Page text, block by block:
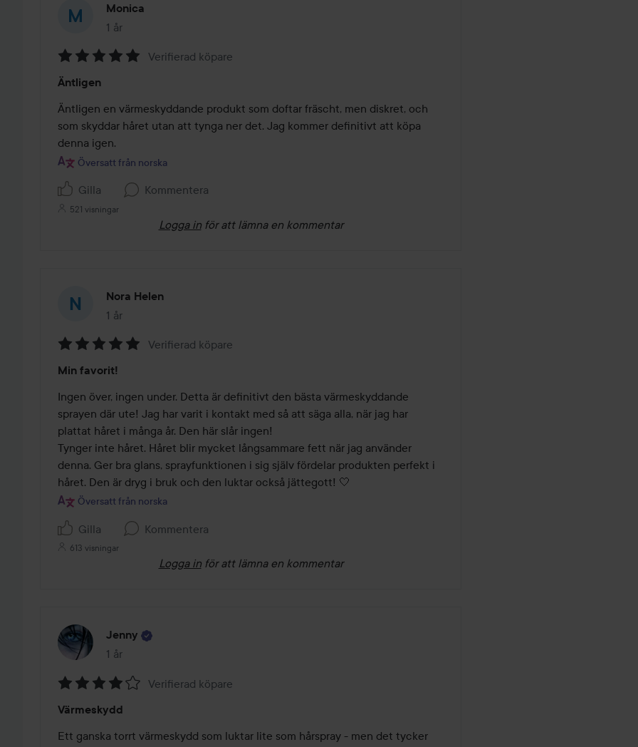
Monica
1 år
Inlägget skapades 1 år
5
av
5
Verifierad köpare
Äntligen
Äntligen en värmeskyddande produkt som doftar fräscht, men diskret, och
som skyddar håret utan att tynga ner det. Jag kommer definitivt att köpa
denna igen.
Översatt från norska
Gilla Kommentera
521 visningar
Logga in för att lämna en kommentar
Nora Helen
1 år
Inlägget skapades 1 år
5
av
5
Verifierad köpare
Min favorit!
Ingen över, ingen under. Detta är definitivt den bästa värmeskyddande
sprayen där ute! Jag har varit i kontakt med så att säga alla, när jag har
plattat håret i många år. Den här slår ingen!
Tynger inte håret. Håret blir mycket långsammare fett när jag använder
denna. Ger bra glans, sprayfunktionen i sig själv fördelar produkten perfekt i
håret. Den är dryg i bruk och den luktar också jättegott! 🤍
Översatt från norska
Gilla Kommentera
613 visningar
Logga in för att lämna en kommentar
Jenny
1 år
Inlägget skapades 1 år
4
av
Verifierad köpare
Värmeskydd
Ett ganska torrt värmeskydd som luktar lite som hårspray - men det tycker